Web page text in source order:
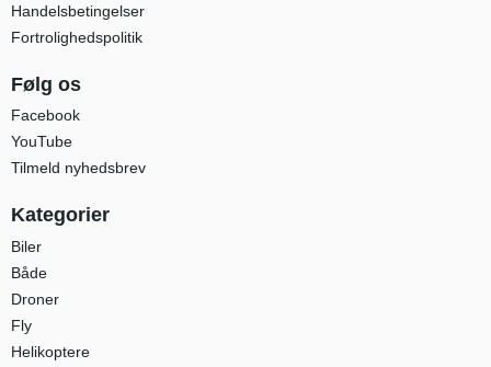
Handelsbetingelser
Fortrolighedspolitik
Følg os
Facebook
YouTube
Tilmeld nyhedsbrev
Kategorier
Biler
Både
Droner
Fly
Helikoptere